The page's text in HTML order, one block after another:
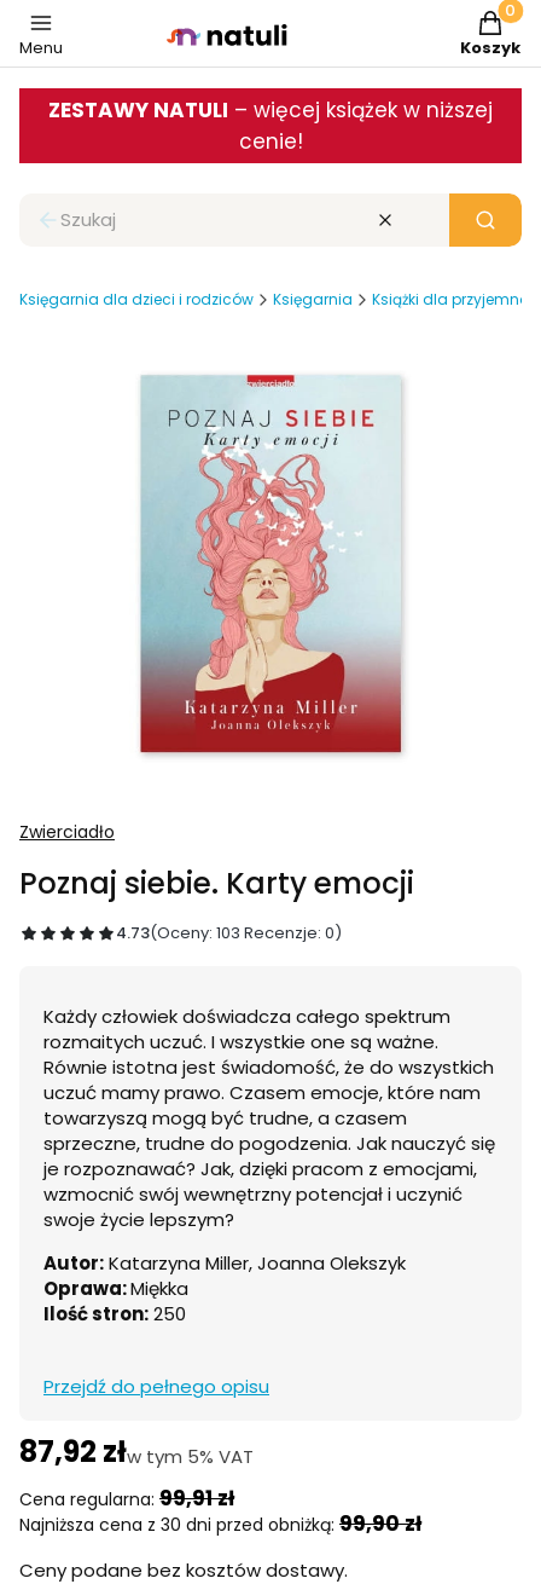
Menu Koszyk
ZESTAWY NATULI – więcej książek w niższej
cenie!
Zamknij wyszukiwarkę Wyczyść Szukaj
Księgarnia dla dzieci i rodziców Księgarnia Książki dla
Zwierciadło
Poznaj siebie. Karty emocji
4.73(Oceny: 103 Recenzje: 0)
Każdy człowiek doświadcza całego spektrum
rozmaitych uczuć. I wszystkie one są ważne.
Równie istotna jest świadomość, że do wszystkich
uczuć mamy prawo. Czasem emocje, które nam
towarzyszą mogą być trudne, a czasem
sprzeczne, trudne do pogodzenia. Jak nauczyć się
je rozpoznawać? Jak, dzięki pracom z emocjami,
wzmocnić swój wewnętrzny potencjał i uczynić
swoje życie lepszym?
Autor:Katarzyna Miller, Joanna Olekszyk
Oprawa:Miękka
Ilość stron:250
Przejdź do pełnego opisu
87,92 złw tym 5% VAT
w tym 5% VAT
Cena regularna: 99,91 zł
Najniższa cena z 30 dni przed obniżką: 99,90 zł
Ceny podane bez kosztów dostawy.